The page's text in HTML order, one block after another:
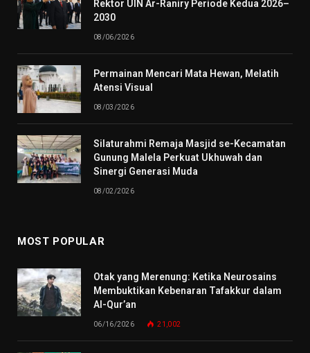
Rektor UIN Ar-Raniry Periode Kedua 2026–
2030
08/06/2026
Permainan Mencari Mata Hewan, Melatih
Atensi Visual
08/03/2026
Silaturahmi Remaja Masjid se-Kecamatan
Gunung Malela Perkuat Ukhuwah dan
Sinergi Generasi Muda
08/02/2026
MOST POPULAR
Otak yang Merenung: Ketika Neurosains
Membuktikan Kebenaran Tafakkur dalam
Al-Qur’an
06/16/2026 21,002